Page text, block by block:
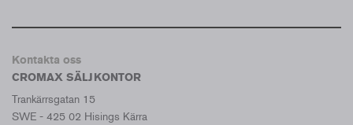
Kontakta oss
CROMAX SÄLJKONTOR
Trankärrsgatan 15
SWE - 425 02 Hisings Kärra